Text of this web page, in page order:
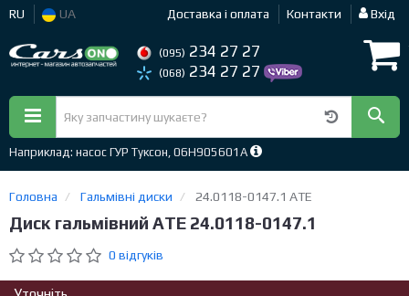
RU UA Доставка і оплата Контакти Вхід
(095) 234 27 27
(068) 234 27 27
Наприклад: насос ГУР Туксон, 06H905601A
Головна Гальмівні диски 24.0118-0147.1 ATE
Диск гальмівний ATE 24.0118-0147.1
0 відгуків